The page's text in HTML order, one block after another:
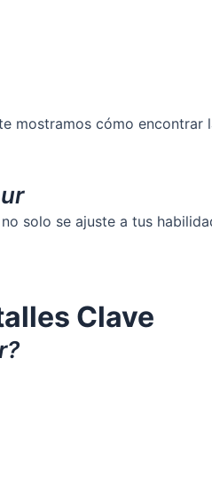
mostramos cómo encontrar
solo se ajuste a tus
Clave